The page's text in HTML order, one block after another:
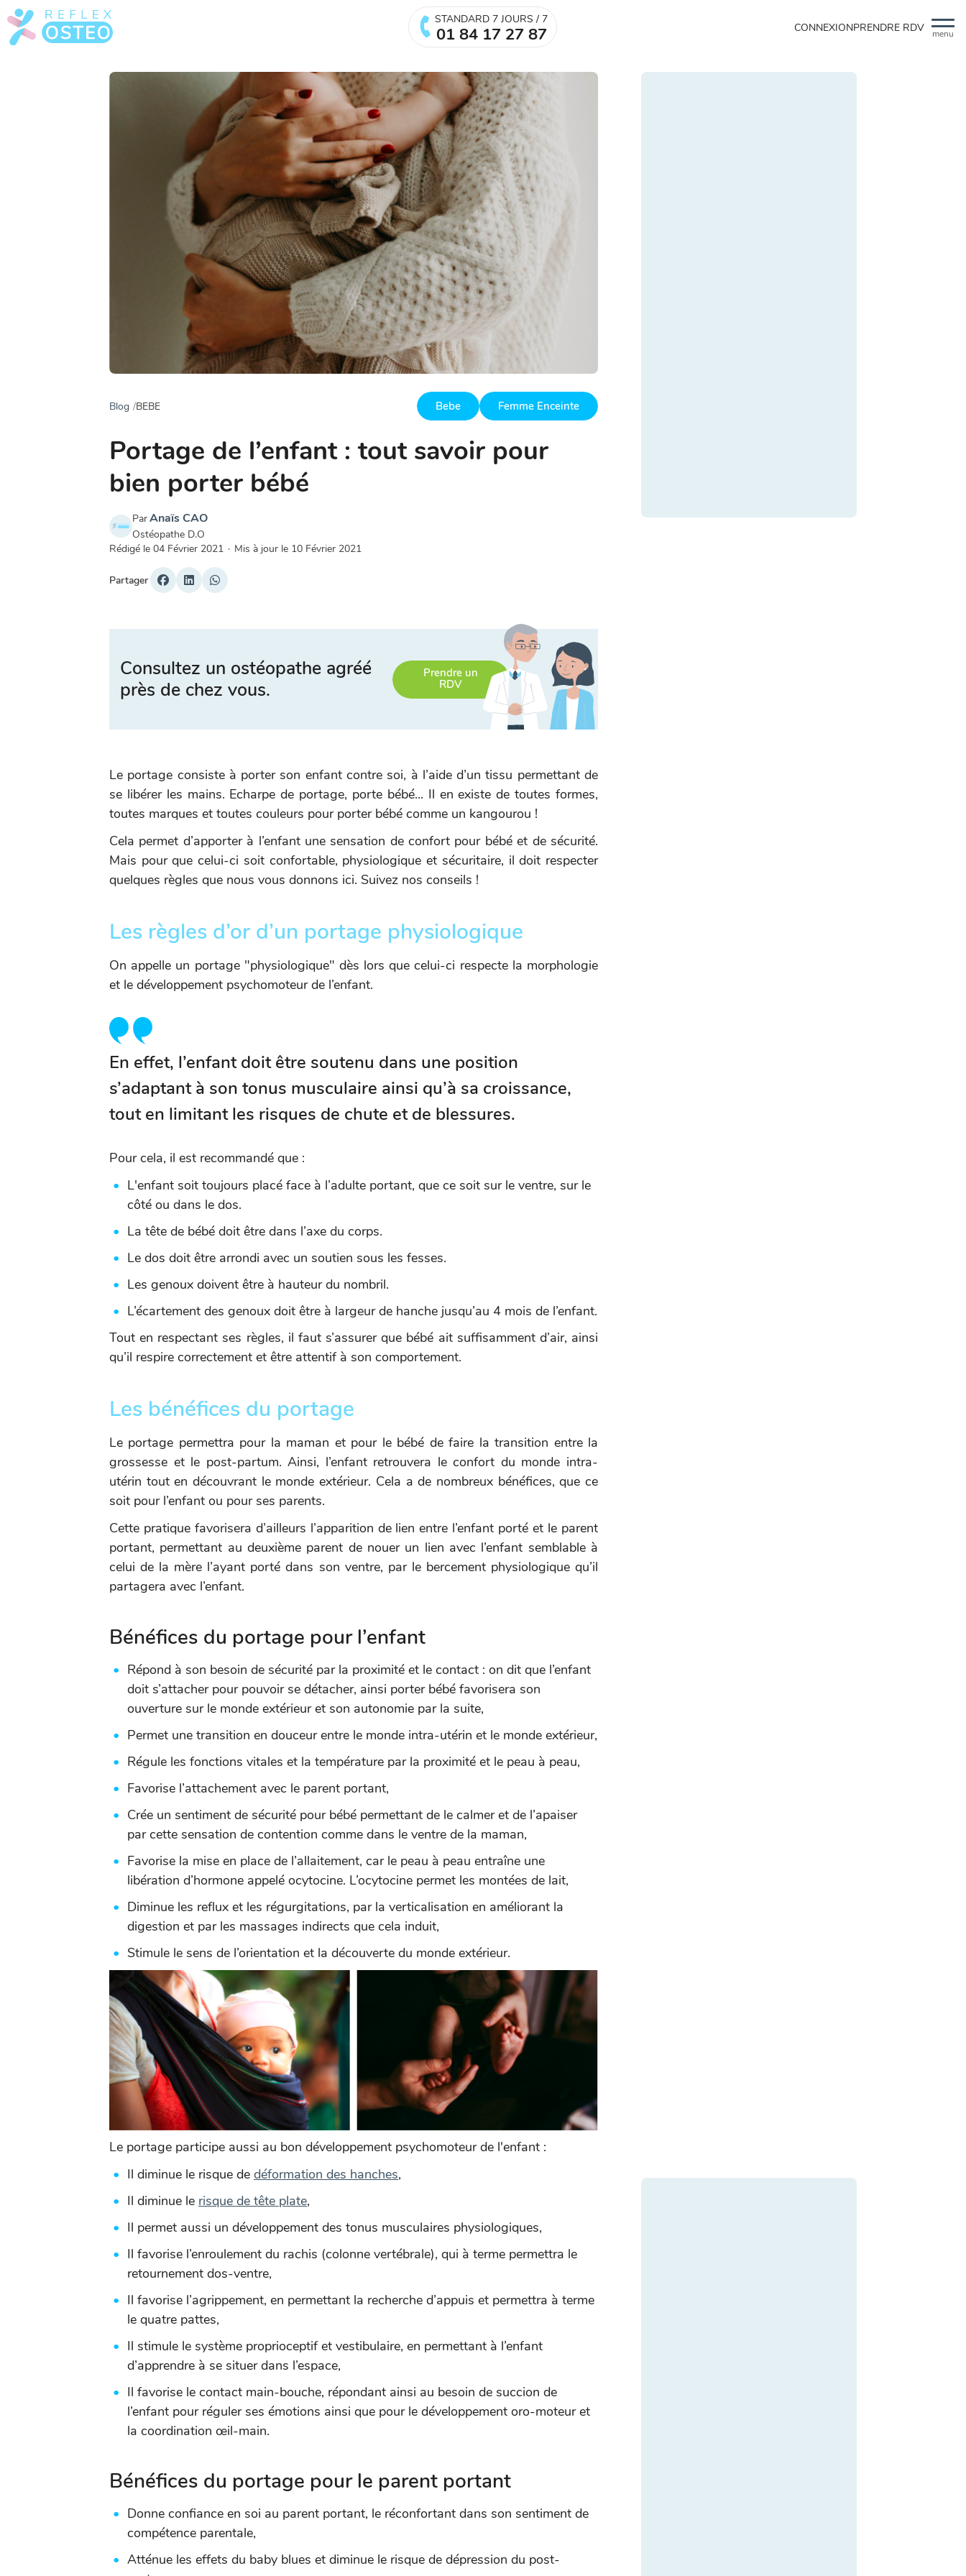
menu
STANDARD 7 JOURS / 7
01 84 17 27 87 CONNEXIONPRENDRE RDV
Blog BEBE Bebe Femme Enceinte
Portage de l’enfant : tout savoir pour
bien porter bébé
ParAnaïs CAO
Ostéopathe D.O
Rédigé le 04 Février 2021 · Mis à jour le 10 Février 2021
Partager
Consultez un ostéopathe agréé
près de chez vous.
Prendre un
RDV
Le portage consiste à porter son enfant contre soi, à l’aide d’un tissu permettant de
se libérer les mains. Echarpe de portage, porte bébé... Il en existe de toutes formes,
toutes marques et toutes couleurs pour porter bébé comme un kangourou !
Cela permet d’apporter à l’enfant une sensation de confort pour bébé et de sécurité.
Mais pour que celui-ci soit confortable, physiologique et sécuritaire, il doit respecter
quelques règles que nous vous donnons ici. Suivez nos conseils !
Les règles d’or d’un portage physiologique
On appelle un portage "physiologique" dès lors que celui-ci respecte la morphologie
et le développement psychomoteur de l’enfant.
En effet, l’enfant doit être soutenu dans une position
s’adaptant à son tonus musculaire ainsi qu’à sa croissance,
tout en limitant les risques de chute et de blessures.
Pour cela, il est recommandé que :
L'enfant soit toujours placé face à l’adulte portant, que ce soit sur le ventre, sur le
côté ou dans le dos.
La tête de bébé doit être dans l’axe du corps.
Le dos doit être arrondi avec un soutien sous les fesses.
Les genoux doivent être à hauteur du nombril.
L’écartement des genoux doit être à largeur de hanche jusqu’au 4 mois de l’enfant.
Tout en respectant ses règles, il faut s’assurer que bébé ait suffisamment d’air, ainsi
qu’il respire correctement et être attentif à son comportement.
Les bénéfices du portage
Le portage permettra pour la maman et pour le bébé de faire la transition entre la
grossesse et le post-partum. Ainsi, l’enfant retrouvera le confort du monde intra-
utérin tout en découvrant le monde extérieur. Cela a de nombreux bénéfices, que ce
soit pour l’enfant ou pour ses parents.
Cette pratique favorisera d’ailleurs l’apparition de lien entre l’enfant porté et le parent
portant, permettant au deuxième parent de nouer un lien avec l’enfant semblable à
celui de la mère l’ayant porté dans son ventre, par le bercement physiologique qu’il
partagera avec l’enfant.
Bénéfices du portage pour l’enfant
Répond à son besoin de sécurité par la proximité et le contact : on dit que l’enfant
doit s’attacher pour pouvoir se détacher, ainsi porter bébé favorisera son
ouverture sur le monde extérieur et son autonomie par la suite,
Permet une transition en douceur entre le monde intra-utérin et le monde extérieur,
Régule les fonctions vitales et la température par la proximité et le peau à peau,
Favorise l’attachement avec le parent portant,
Crée un sentiment de sécurité pour bébé permettant de le calmer et de l’apaiser
par cette sensation de contention comme dans le ventre de la maman,
Favorise la mise en place de l’allaitement, car le peau à peau entraîne une
libération d’hormone appelé ocytocine. L’ocytocine permet les montées de lait,
Diminue les reflux et les régurgitations, par la verticalisation en améliorant la
digestion et par les massages indirects que cela induit,
Stimule le sens de l’orientation et la découverte du monde extérieur.
Le portage participe aussi au bon développement psychomoteur de l'enfant :
Il diminue le risque de déformation des hanches,
Il diminue le risque de tête plate,
Il permet aussi un développement des tonus musculaires physiologiques,
Il favorise l’enroulement du rachis (colonne vertébrale), qui à terme permettra le
retournement dos-ventre,
Il favorise l’agrippement, en permettant la recherche d’appuis et permettra à terme
le quatre pattes,
Il stimule le système proprioceptif et vestibulaire, en permettant à l’enfant
d’apprendre à se situer dans l’espace,
Il favorise le contact main-bouche, répondant ainsi au besoin de succion de
l’enfant pour réguler ses émotions ainsi que pour le développement oro-moteur et
la coordination œil-main.
Bénéfices du portage pour le parent portant
Donne confiance en soi au parent portant, le réconfortant dans son sentiment de
compétence parentale,
Atténue les effets du baby blues et diminue le risque de dépression du post-